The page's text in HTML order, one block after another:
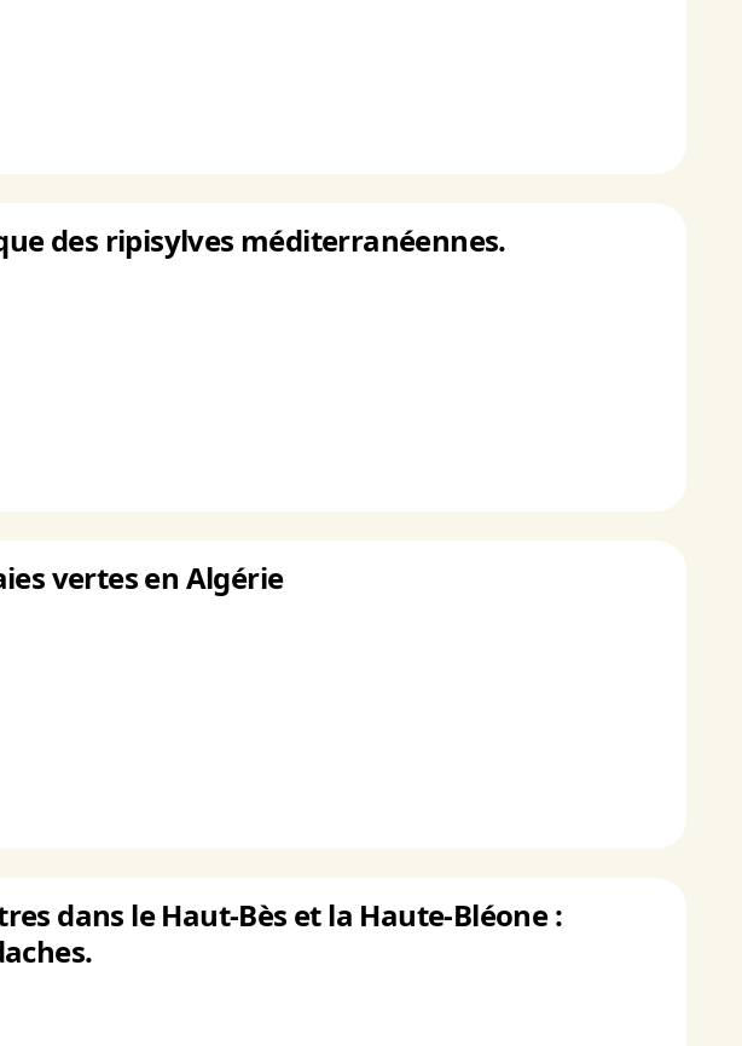
des ripisylves méditerranéennes.
vertes en Algérie
dans le Haut-Bès et la Haute-Bléone :